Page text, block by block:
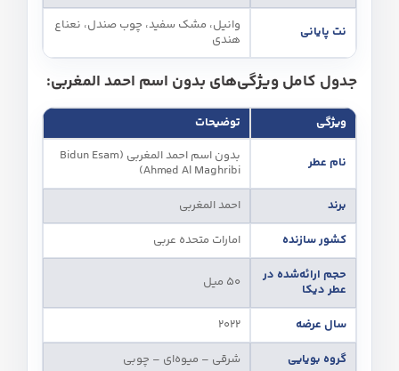
نت پایانی
وانیل، مشک سفید، چوب صندل، نعناع
هندی
جدول کامل ویژگی‌های بدون اسم احمد المغربی:
ویژگی توضیحات
نام عطر
بدون اسم احمد المغربی (Bidun Esam
Ahmed Al Maghribi)
برند
احمد المغربی
کشور سازنده
امارات متحده عربی
حجم ارائه‌شده در
عطر دیکا
50 میل
سال عرضه
2022
گروه بویایی
شرقی – میوه‌ای – چوبی